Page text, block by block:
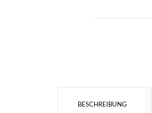
BESCHREIBUNG